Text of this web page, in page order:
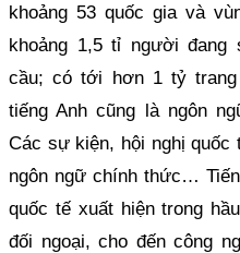
khoảng 53 quốc gia và
khoảng 1,5 tỉ người đang
cầu; có tới hơn 1 tỷ trang
tiếng Anh cũng là ngôn
Các sự kiện, hội nghị quốc
ngôn ngữ chính thức…
quốc tế xuất hiện trong
đối ngoại, cho đến công